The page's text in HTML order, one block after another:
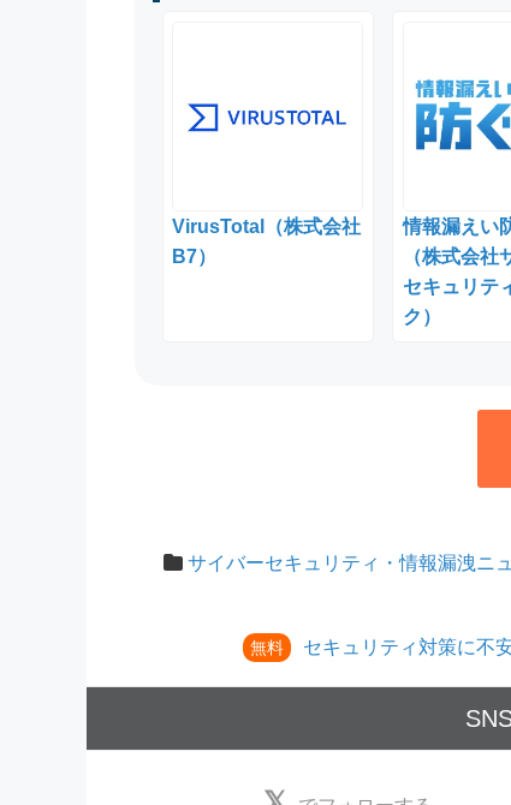
VirusTotal（株式会社
B7）
情報漏えい
（株式会社
セキュリテ
ク）
サイバーセキュリティ・情報漏洩ニ
無料 セキュリティ対策に不